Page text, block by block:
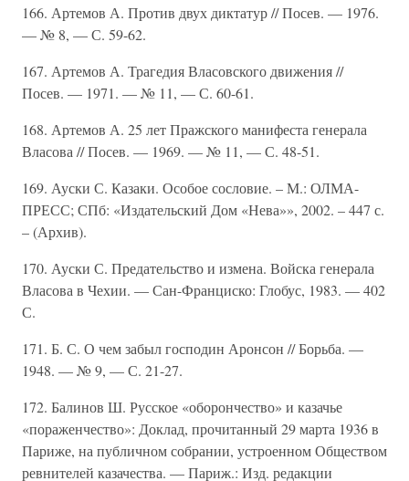
166. Артемов А. Против двух диктатур // Посев. — 1976.
— № 8, — С. 59-62.
167. Артемов А. Трагедия Власовского движения //
Посев. — 1971. — № 11, — С. 60-61.
168. Артемов А. 25 лет Пражского манифеста генерала
Власова // Посев. — 1969. — № 11, — С. 48-51.
169. Ауски С. Казаки. Особое сословие. – М.: ОЛМА-
ПРЕСС; СПб: «Издательский Дом «Нева»», 2002. – 447 с.
– (Архив).
170. Ауски С. Предательство и измена. Войска генерала
Власова в Чехии. — Сан-Франциско: Глобус, 1983. — 402
С.
171. Б. С. О чем забыл господин Аронсон // Борьба. —
1948. — № 9, — С. 21-27.
172. Балинов Ш. Русское «оборончество» и казачье
«пораженчество»: Доклад, прочитанный 29 марта 1936 в
Париже, на публичном собрании, устроенном Обществом
ревнителей казачества. — Париж.: Изд. редакции